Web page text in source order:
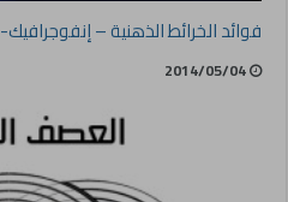
فوائد الخرائط الذهنية – إنفوجرافيك-
2014/05/04